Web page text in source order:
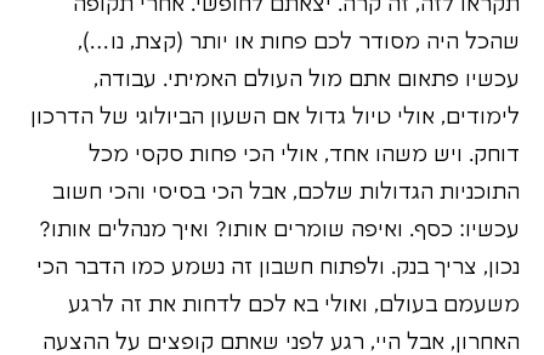
תקראו לזה, זה קרה. יצאתם לחופשי. אחרי תקופה
שהכל היה מסודר לכם פחות או יותר (קצת, נו…),
עכשיו פתאום אתם מול העולם האמיתי. עבודה,
לימודים, אולי טיול גדול אם השעון הביולוגי של הדרכון
דוחק. ויש משהו אחד, אולי הכי פחות סקסי מכל
התוכניות הגדולות שלכם, אבל הכי בסיסי והכי חשוב
עכשיו: כסף. ואיפה שומרים אותו? ואיך מנהלים אותו?
נכון, צריך בנק. ולפתוח חשבון זה נשמע כמו הדבר הכי
משעמם בעולם, ואולי בא לכם לדחות את זה לרגע
האחרון, אבל היי, רגע לפני שאתם קופצים על ההצעה